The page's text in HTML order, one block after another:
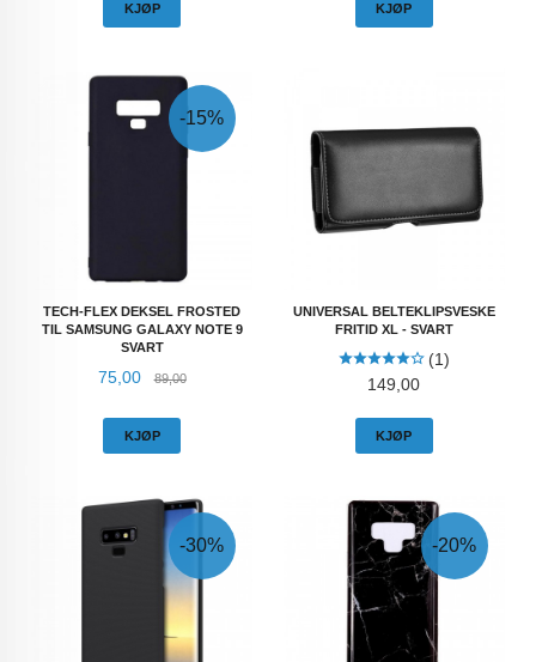
KJØP KJØP
TECH-FLEX DEKSEL FROSTED
TIL SAMSUNG GALAXY NOTE 9
SVART
Tilbud
75,00 89,00Rabatt
-15%
KJØP
UNIVERSAL BELTEKLIPSVESKE
FRITID XL - SVART
(1)
Pris
149,00
KJØP
-30% -20%